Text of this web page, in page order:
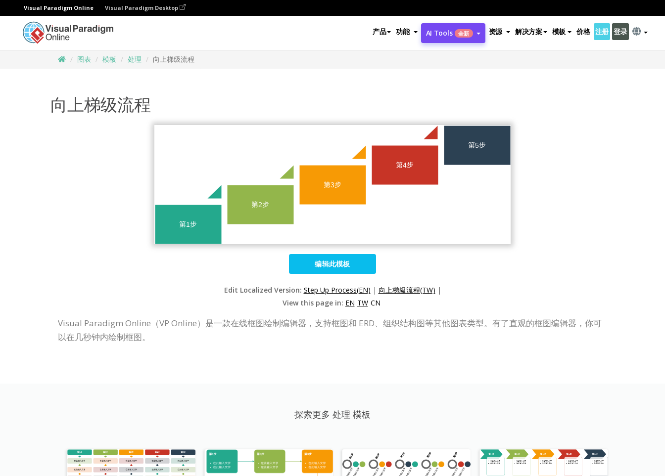
Visual Paradigm Online Visual Paradigm Desktop
产品 功能 AI Tools 全新 资源 解决方案 模板 价格 注册 登录
图表 模板 处理 向上梯级流程
向上梯级流程
编辑此模板
Edit Localized Version: Step Up Process(EN) | 向上梯級流程(TW) |
View this page in: EN TW CN
Visual Paradigm Online（VP Online）是一款在线框图绘制编辑器，支持框图和 ERD、组织结构图等其他图表类型。有了直观的框图编辑器，你可
以在几秒钟内绘制框图。
探索更多 处理 模板